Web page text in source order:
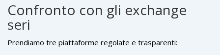
Confronto con gli exchange
seri
Prendiamo tre piattaforme regolate e trasparenti: